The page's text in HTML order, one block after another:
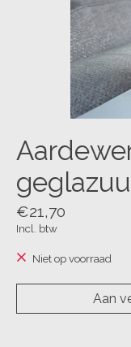
€21,70
Incl. btw
Niet op voorraad
Aan